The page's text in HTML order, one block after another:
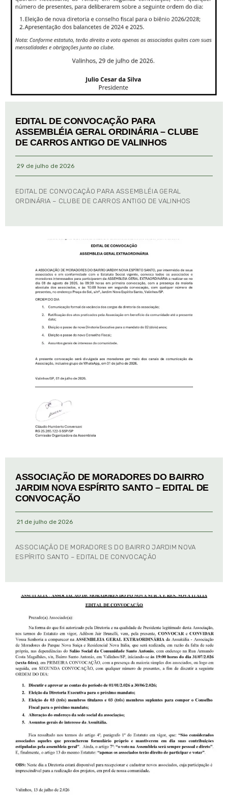
EDITAL DE CONVOCAÇÃO PARA
ASSEMBLÉIA GERAL ORDINÁRIA – CLUBE
DE CARROS ANTIGO DE VALINHOS
29 de julho de 2026
EDITAL DE CONVOCAÇÃO PARA ASSEMBLÉIA GERAL
ORDINÁRIA – CLUBE DE CARROS ANTIGO DE VALINHOS
ASSOCIAÇÃO DE MORADORES DO BAIRRO
JARDIM NOVA ESPÍRITO SANTO – EDITAL DE
CONVOCAÇÃO
21 de julho de 2026
ASSOCIAÇÃO DE MORADORES DO BAIRRO JARDIM NOVA
ESPÍRITO SANTO – EDITAL DE CONVOCAÇÃO